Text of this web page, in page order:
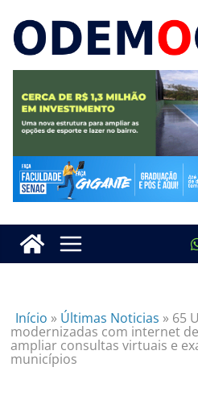
Início » Últimas Noticias » 65
modernizadas com internet
ampliar consultas virtuais e
municípios